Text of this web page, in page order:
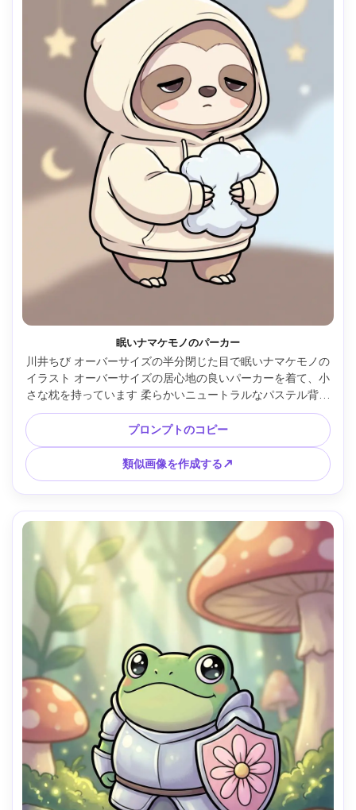
眠いナマケモノのパーカー
川井ちび オーバーサイズの半分閉じた目で眠いナマケモノの
イラスト オーバーサイズの居心地の良いパーカーを着て、小
さな枕を持っています 柔らかいニュートラルなパステル背景
に星が最小限に抑えられています 太いクリーンなラインアー
ト 優しいセルシェーディング リラックスできる健康的なム
ード すっきりとしたシルエット 落ち着いた感情やステッカ
ーに最適 85mmレンズ 被写界深度が浅い ソフトなシネマテ
ィックライティング --ar 4:5
プロンプトのコピー
類似画像を作成する↗